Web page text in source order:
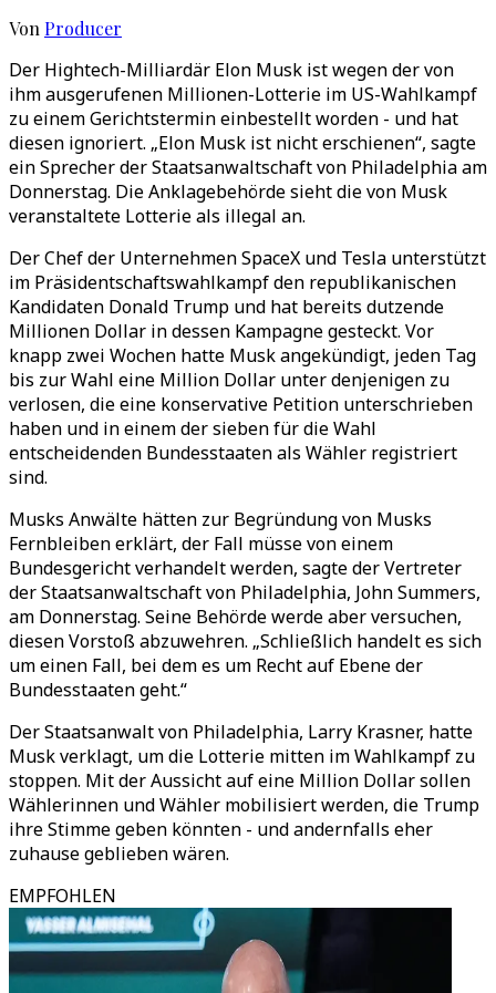
Von Producer
Der Hightech-Milliardär Elon Musk ist wegen der von
ihm ausgerufenen Millionen-Lotterie im US-Wahlkampf
zu einem Gerichtstermin einbestellt worden - und hat
diesen ignoriert. „Elon Musk ist nicht erschienen“, sagte
ein Sprecher der Staatsanwaltschaft von Philadelphia am
Donnerstag. Die Anklagebehörde sieht die von Musk
veranstaltete Lotterie als illegal an.
Der Chef der Unternehmen SpaceX und Tesla unterstützt
im Präsidentschaftswahlkampf den republikanischen
Kandidaten Donald Trump und hat bereits dutzende
Millionen Dollar in dessen Kampagne gesteckt. Vor
knapp zwei Wochen hatte Musk angekündigt, jeden Tag
bis zur Wahl eine Million Dollar unter denjenigen zu
verlosen, die eine konservative Petition unterschrieben
haben und in einem der sieben für die Wahl
entscheidenden Bundesstaaten als Wähler registriert
sind.
Musks Anwälte hätten zur Begründung von Musks
Fernbleiben erklärt, der Fall müsse von einem
Bundesgericht verhandelt werden, sagte der Vertreter
der Staatsanwaltschaft von Philadelphia, John Summers,
am Donnerstag. Seine Behörde werde aber versuchen,
diesen Vorstoß abzuwehren. „Schließlich handelt es sich
um einen Fall, bei dem es um Recht auf Ebene der
Bundesstaaten geht.“
Der Staatsanwalt von Philadelphia, Larry Krasner, hatte
Musk verklagt, um die Lotterie mitten im Wahlkampf zu
stoppen. Mit der Aussicht auf eine Million Dollar sollen
Wählerinnen und Wähler mobilisiert werden, die Trump
ihre Stimme geben könnten - und andernfalls eher
zuhause geblieben wären.
EMPFOHLEN